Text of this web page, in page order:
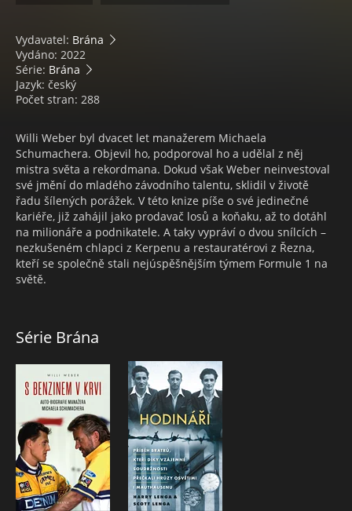
Vydavatel: Brána
Vydáno: 2022
Série: Brána
Jazyk: český
Počet stran: 288
Willi Weber byl dvacet let manažerem Michaela
Schumachera. Objevil ho, podporoval ho a udělal z něj
mistra světa a rekordmana. Dokud však Weber neinvestoval
své jmění do mladého závodního talentu, sklidil v životě
řadu šílených porážek. V této knize píše o své jedinečné
kariéře, již zahájil jako prodavač losů a koňaku, až to dotáhl
na milionáře a podnikatele. A taky vypráví o dvou snílcích –
nezkušeném chlapci z Kerpenu a restauratérovi z Řezna,
kteří se společně stali nejúspěšnějším týmem Formule 1 na
světě.
Série Brána